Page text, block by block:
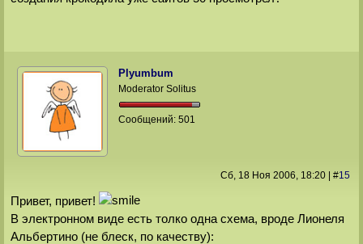
Plyumbum
Moderator Solitus
Сообщений:501
Сб, 18 Ноя 2006, 18:20| #15
Привет, привет!
В электронном виде есть толко одна схема, вроде Лионеля
Альбертино (не блеск, по качеству):